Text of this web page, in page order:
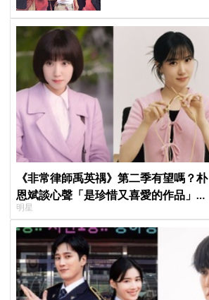
《非常律師禹英禑》第二季有望嗎？朴
恩斌談心聲「是珍惜又喜愛的作品」坦
言：必須有足夠清楚的理由與方向
明星